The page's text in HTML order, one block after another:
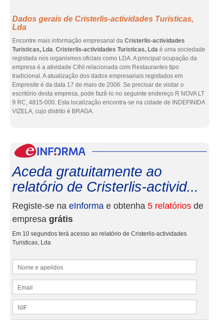
Dados gerais de Cristerlis-actividades Turisticas,
Lda
Encontre mais informação empresarial da Cristerlis-actividades
Turisticas, Lda. Cristerlis-actividades Turisticas, Lda é uma sociedade
registada nos organismos oficiais como LDA. A principal ocupação da
empresa é a atividade CINI relacionada com Restaurantes tipo
tradicional. A atualização dos dados empresariais registados em
Empresite é da data 17 de maio de 2006. Se precisar de visitar o
escritório desta empresa, pode fazê-lo no seguinte endereço R NOVA LT
9 RC, 4815-000. Esta localização encontra-se na cidade de INDEFINIDA
VIZELA, cujo distrito é BRAGA.
Aceda gratuitamente ao
relatório de Cristerlis-activid...
Registe-se na eInforma e obtenha 5 relatórios de
empresa grátis
Em 10 segundos terá acesso ao relatório de Cristerlis-actividades
Turisticas, Lda